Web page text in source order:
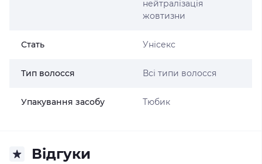
нейтралізація
жовтизни
Стать Унісекс
Тип волосся Всі типи волосся
Упакування засобу Тюбик
Відгуки